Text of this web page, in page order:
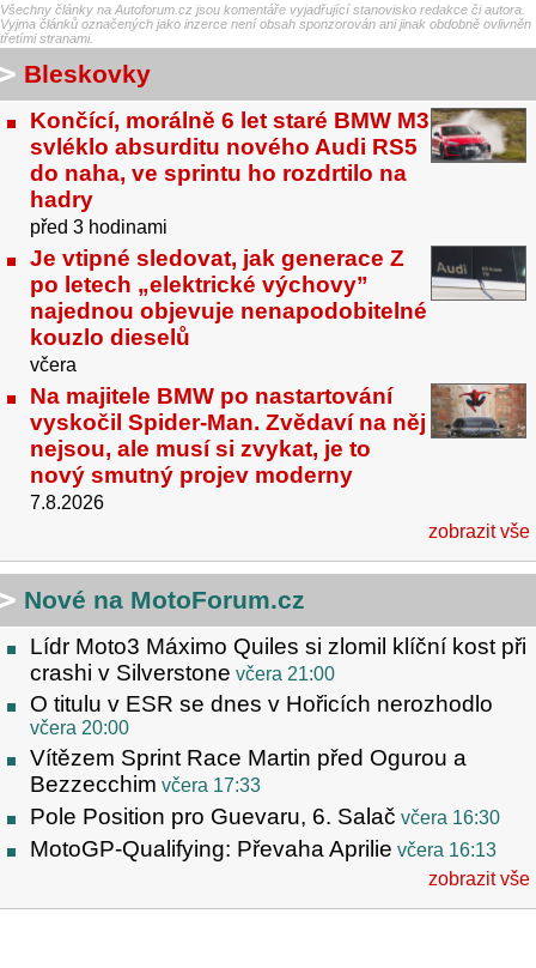
Všechny články na Autoforum.cz jsou komentáře vyjadřující stanovisko redakce či autora.
Vyjma článků označených jako inzerce není obsah sponzorován ani jinak obdobně ovlivněn
třetími stranami.
Bleskovky
Končící, morálně 6 let staré BMW M3
svléklo absurditu nového Audi RS5
do naha, ve sprintu ho rozdrtilo na
hadry
před 3 hodinami
Je vtipné sledovat, jak generace Z
po letech „elektrické výchovy”
najednou objevuje nenapodobitelné
kouzlo dieselů
včera
Na majitele BMW po nastartování
vyskočil Spider-Man. Zvědaví na něj
nejsou, ale musí si zvykat, je to
nový smutný projev moderny
7.8.2026
zobrazit vše
Nové na MotoForum.cz
Lídr Moto3 Máximo Quiles si zlomil klíční kost při
crashi v Silverstone včera 21:00
O titulu v ESR se dnes v Hořicích nerozhodlo
včera 20:00
Vítězem Sprint Race Martin před Ogurou a
Bezzecchim včera 17:33
Pole Position pro Guevaru, 6. Salač včera 16:30
MotoGP-Qualifying: Převaha Aprilie včera 16:13
zobrazit vše